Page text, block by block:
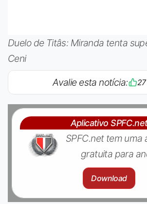
Duelo de Titâs: Miranda tenta
Ceni
Avalie esta notícia: 27
Aplicativo
SPFC.net tem uma
gratuita para
Download